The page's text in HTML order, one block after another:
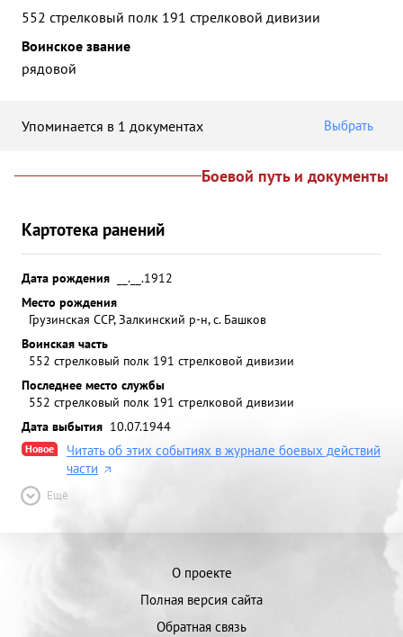
552 стрелковый полк 191 стрелковой дивизии
Воинское звание
рядовой
Упоминается в 1 документах Выбрать
Боевой путь и документы
Картотека ранений
Дата рождения
__.__.1912
Место рождения
Грузинская ССР, Залкинский р-н, с. Башков
Воинская часть
552 стрелковый полк 191 стрелковой дивизии
Последнее место службы
552 стрелковый полк 191 стрелковой дивизии
Дата выбытия 10.07.1944
Новое
Читать об этих событиях в журнале боевых действий
части
Ещё
О проекте
Полная версия сайта
Обратная связь